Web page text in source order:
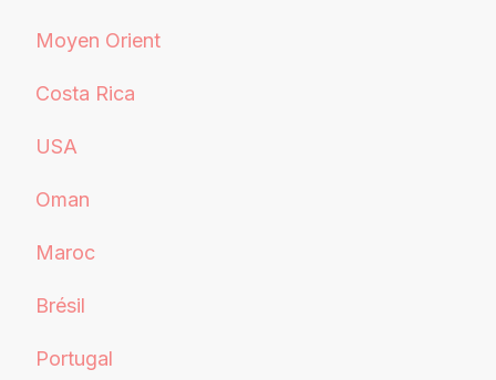
Moyen Orient
Costa Rica
USA
Oman
Maroc
Brésil
Portugal